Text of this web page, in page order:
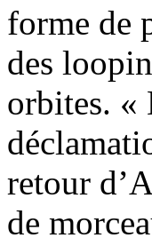
forme de
des
orbites. «
retour
de